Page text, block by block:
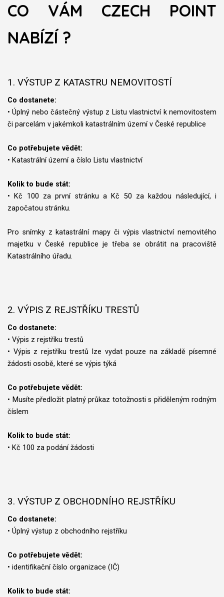
CO VÁM CZECH POINT
NABÍZÍ ?
1. VÝSTUP Z KATASTRU NEMOVITOSTÍ
Co dostanete:
• Úplný nebo částečný výstup z Listu vlastnictví k nemovitostem
či parcelám v jakémkoli katastrálním území v České republice
Co potřebujete vědět:
• Katastrální území a číslo Listu vlastnictví
Kolik to bude stát:
• Kč 100 za první stránku a Kč 50 za každou následující, i
započatou stránku.
Pro snímky z katastrální mapy či výpis vlastnictví nemovitého
majetku v České republice je třeba se obrátit na pracoviště
Katastrálního úřadu.
2. VÝPIS Z REJSTŘÍKU TRESTŮ
Co dostanete:
• Výpis z rejstříku trestů
• Výpis z rejstříku trestů lze vydat pouze na základě písemné
žádosti osobě, které se výpis týká
Co potřebujete vědět:
• Musíte předložit platný průkaz totožnosti s přiděleným rodným
číslem
Kolik to bude stát:
• Kč 100 za podání žádosti
3. VÝSTUP Z OBCHODNÍHO REJSTŘÍKU
Co dostanete:
• Úplný výstup z obchodního rejstříku
Co potřebujete vědět:
• identifikační číslo organizace (IČ)
Kolik to bude stát: